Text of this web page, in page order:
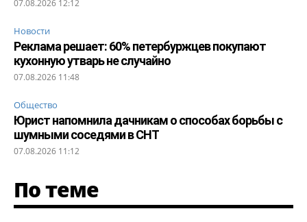
07.08.2026 12:12
Новости
Реклама решает: 60% петербуржцев покупают
кухонную утварь не случайно
07.08.2026 11:48
Общество
Юрист напомнила дачникам о способах борьбы с
шумными соседями в СНТ
07.08.2026 11:12
По теме